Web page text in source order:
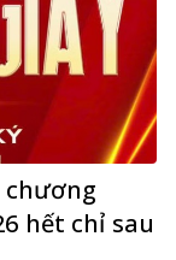
chương
hết chỉ sau